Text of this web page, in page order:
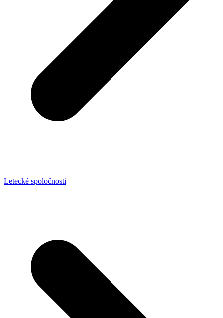
Letecké spoločnosti